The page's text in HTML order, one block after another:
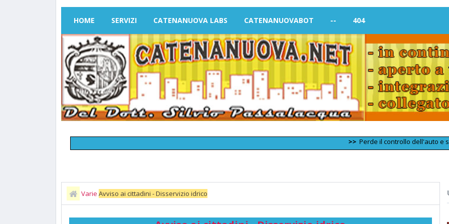
HOME SERVIZI CATENANUOVA LABS CATENANUOVABOT -- 404
Perde il controllo dell'auto e si
Varie Avviso ai cittadini - Disservizio idrico